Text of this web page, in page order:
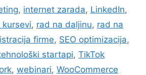
, internet zarada, LinkedIn,
kursevi, rad na daljinu, rad na
firme, SEO optimizacija,
startapi, TikTok
, webinari, WooCommerce